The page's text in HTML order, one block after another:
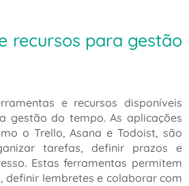
recursos para gestão
e recursos disponíveis
gestão do tempo. As aplicações
o Trello, Asana e Todoist, são
tarefas, definir prazos e
Estas ferramentas permitem
definir lembretes e colaborar com